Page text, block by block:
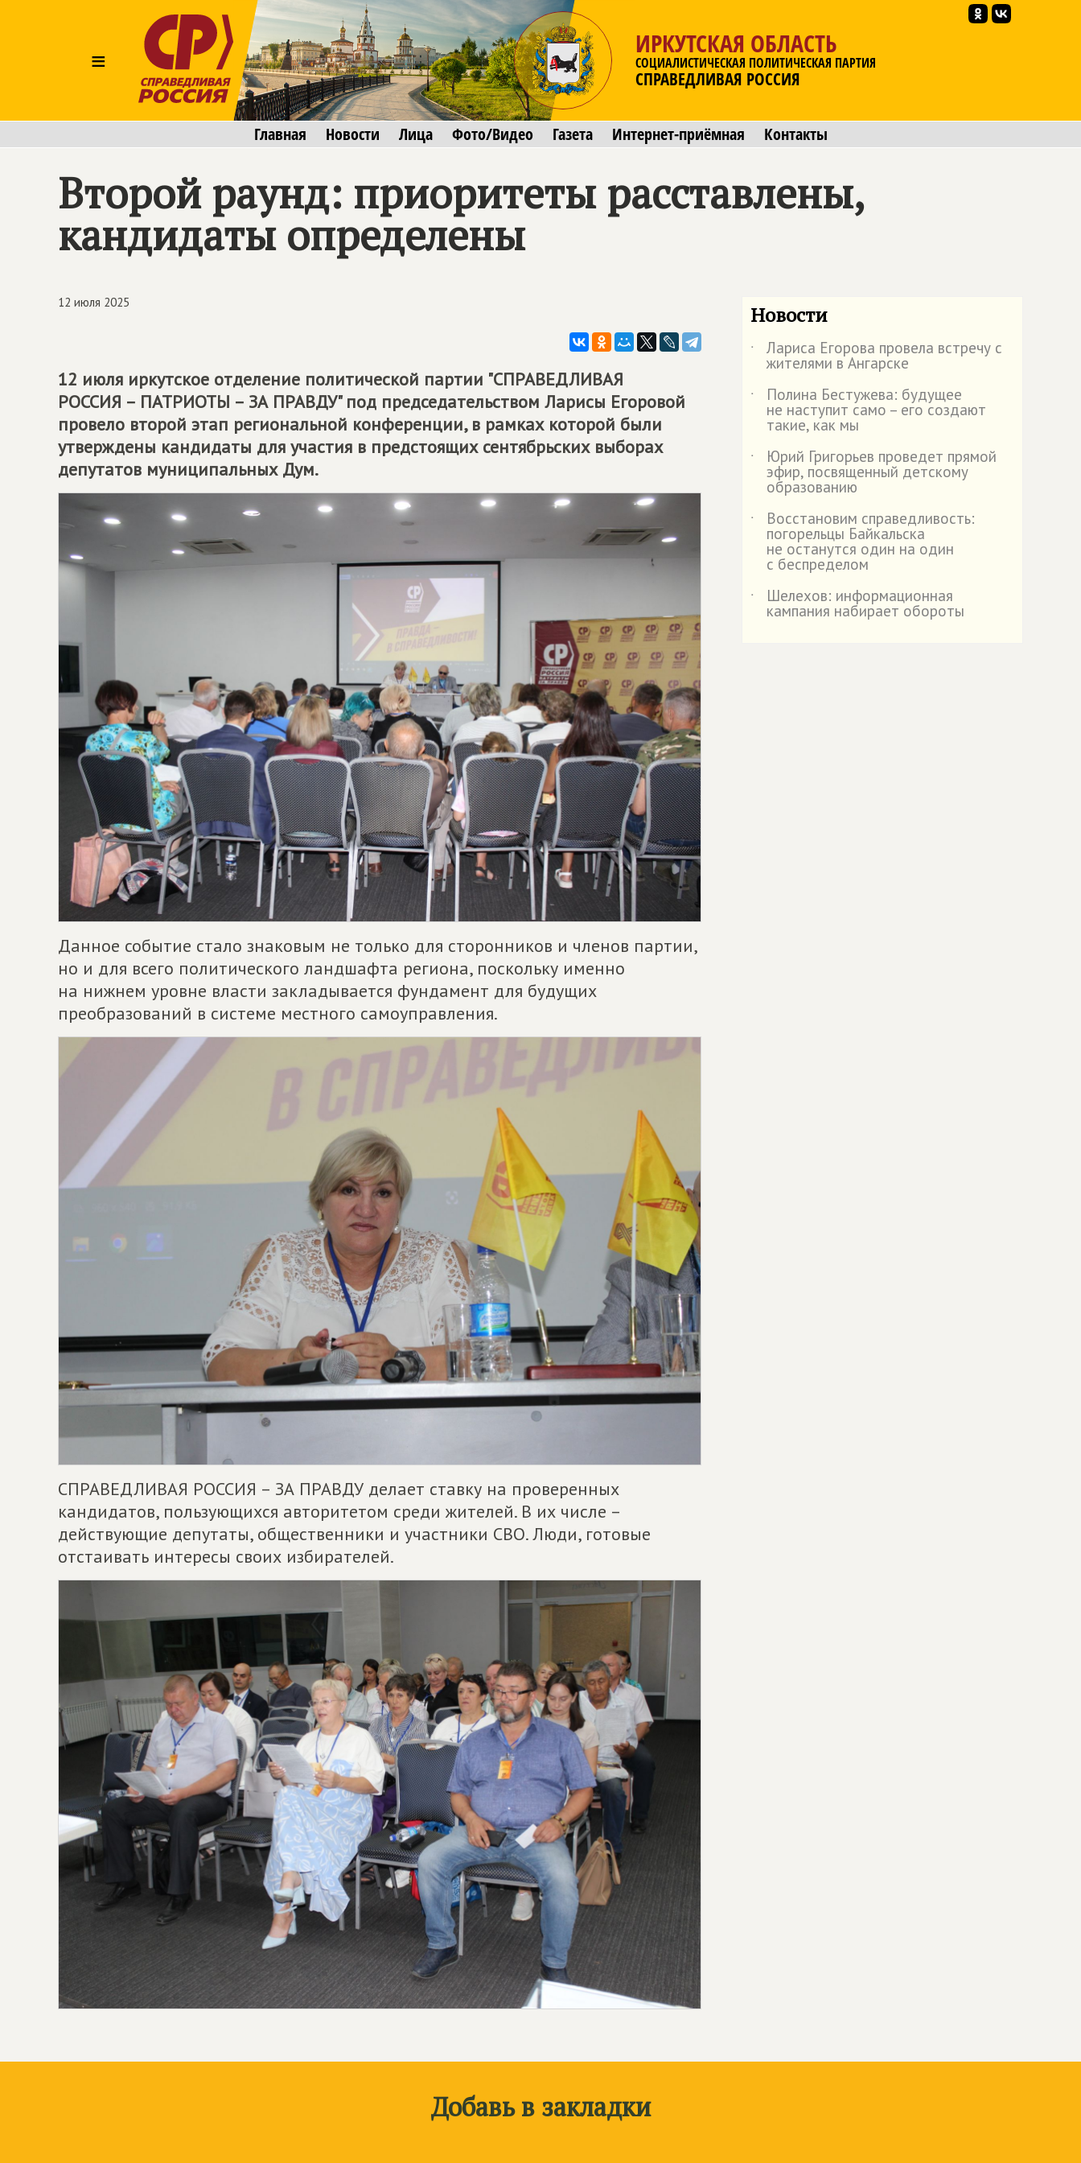
≡
ИРКУТСКАЯ ОБЛАСТЬ
СОЦИАЛИСТИЧЕСКАЯ ПОЛИТИЧЕСКАЯ ПАРТИЯ
СПРАВЕДЛИВАЯ РОССИЯ
Главная Новости Лица Фото/Видео Газета Интернет-приёмная Контакты
Второй раунд: приоритеты расставлены,
кандидаты определены
12 июля 2025
12 июля иркутское отделение политической партии "СПРАВЕДЛИВАЯ
РОССИЯ – ПАТРИОТЫ – ЗА ПРАВДУ" под председательством Ларисы Егоровой
провело второй этап региональной конференции, в рамках которой были
утверждены кандидаты для участия в предстоящих сентябрьских выборах
депутатов муниципальных Дум.
Данное событие стало знаковым не только для сторонников и членов партии,
но и для всего политического ландшафта региона, поскольку именно
на нижнем уровне власти закладывается фундамент для будущих
преобразований в системе местного самоуправления.
СПРАВЕДЛИВАЯ РОССИЯ – ЗА ПРАВДУ делает ставку на проверенных
кандидатов, пользующихся авторитетом среди жителей. В их числе –
действующие депутаты, общественники и участники СВО. Люди, готовые
отстаивать интересы своих избирателей.
Новости
˙ Лариса Егорова провела встречу с
жителями в Ангарске
˙
Полина Бестужева: будущее
не наступит само – его создают
такие, как мы
˙
Юрий Григорьев проведет прямой
эфир, посвященный детскому
образованию
˙
Восстановим справедливость:
погорельцы Байкальска
не останутся один на один
с беспределом
˙
Шелехов: информационная
кампания набирает обороты
Добавь в закладки